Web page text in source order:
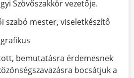
Szövőszakkör vezetője.
szabó mester, viseletkészítő
bemutatásra érdemesnek
bocsátjuk a